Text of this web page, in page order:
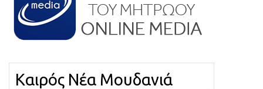
Καιρός Νέα Μουδανιά